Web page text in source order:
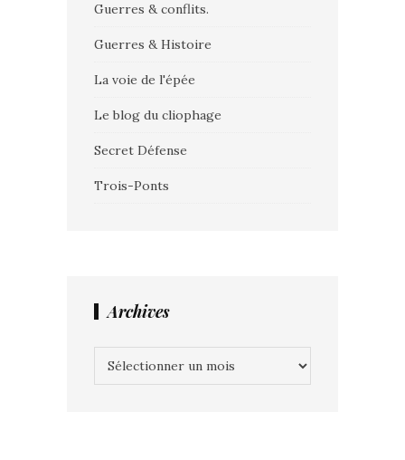
Guerres & conflits.
Guerres & Histoire
La voie de l'épée
Le blog du cliophage
Secret Défense
Trois-Ponts
Archives